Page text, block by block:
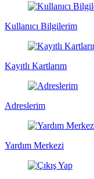
Kullanıcı Bilgilerim
Kayıtlı Kartlarım
Adreslerim
Yardım Merkezi